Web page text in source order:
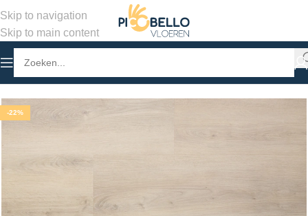
Skip to navigation
Skip to main content
Home/Winkel
-22%